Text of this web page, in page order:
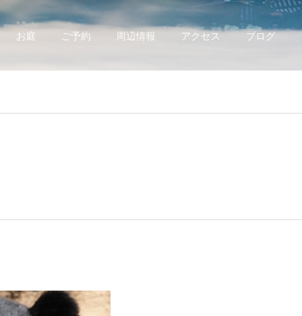
お庭 ご予約 周辺情報 アクセス ブログ